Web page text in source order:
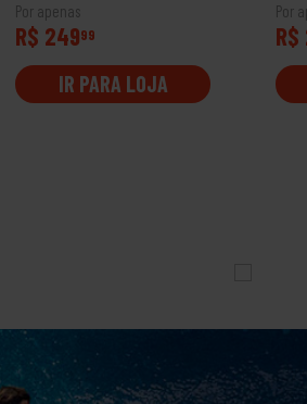
Por apenas
R$ 24999
IR PARA LOJA
Por